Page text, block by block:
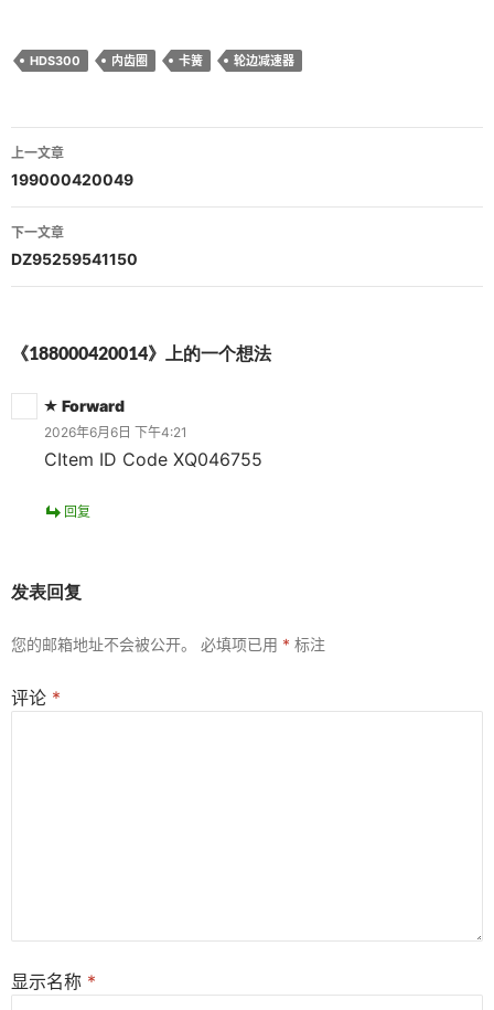
HDS300 内齿圈 卡簧 轮边减速器
文
章
导
航
上一文章
199000420049
下一文章
DZ95259541150
《188000420014》上的一个想法
Forward
2026年6月6日 下午4:21
CItem ID Code XQ046755
回复
发表回复
您的邮箱地址不会被公开。 必填项已用 * 标注
评论 *
显示名称 *